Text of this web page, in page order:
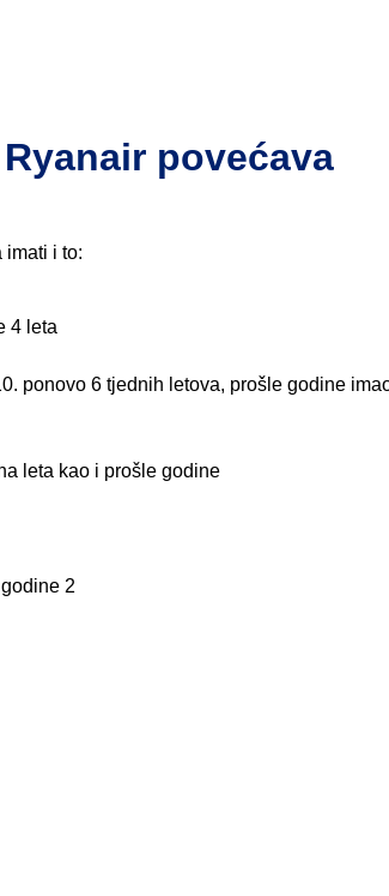
Ryanair povećava
imati i to:
4 leta
ponovo 6 tjednih letova, prošle godine
leta kao i prošle godine
2